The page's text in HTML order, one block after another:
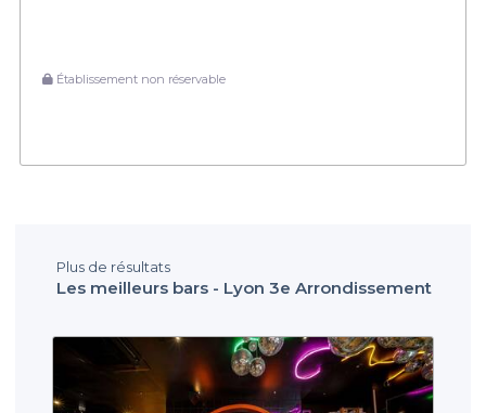
Établissement non réservable
Plus de résultats
Les meilleurs bars - Lyon 3e Arrondissement